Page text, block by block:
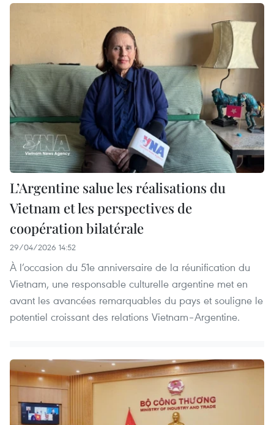
L’Argentine salue les réalisations du
Vietnam et les perspectives de
coopération bilatérale
29/04/2026 14:52
À l’occasion du 51e anniversaire de la réunification du
Vietnam, une responsable culturelle argentine met en
avant les avancées remarquables du pays et souligne le
potentiel croissant des relations Vietnam–Argentine.